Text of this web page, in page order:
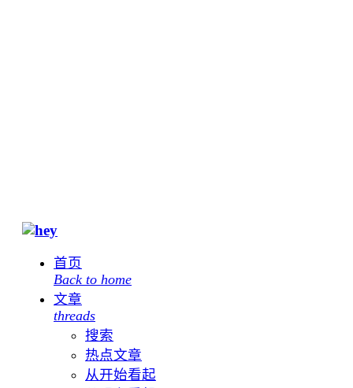
首页
Back to home
文章
threads
搜索
热点文章
从开始看起